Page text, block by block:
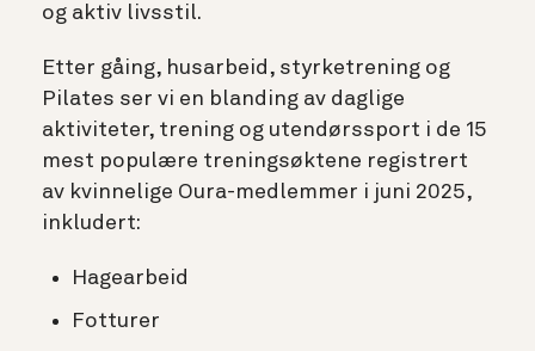
og aktiv livsstil.
Etter gåing, husarbeid, styrketrening og
Pilates ser vi en blanding av daglige
aktiviteter, trening og utendørssport i de 15
mest populære treningsøktene registrert
av kvinnelige Oura-medlemmer i juni 2025,
inkludert:
Hagearbeid
Fotturer